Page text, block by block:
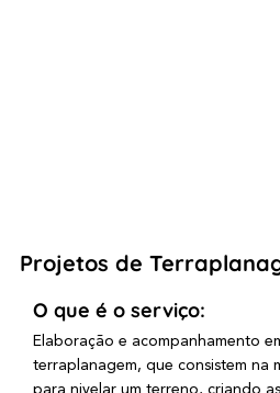
Projetos de
O que é o serviço:
Elaboração e acompanhamento
terraplanagem, que consistem na
para nivelar um terreno, criando